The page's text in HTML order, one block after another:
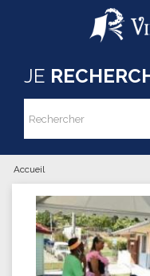
Aller au contenu principal
JE
Formulaire
Rechercher
Vous êtes ici
Accueil